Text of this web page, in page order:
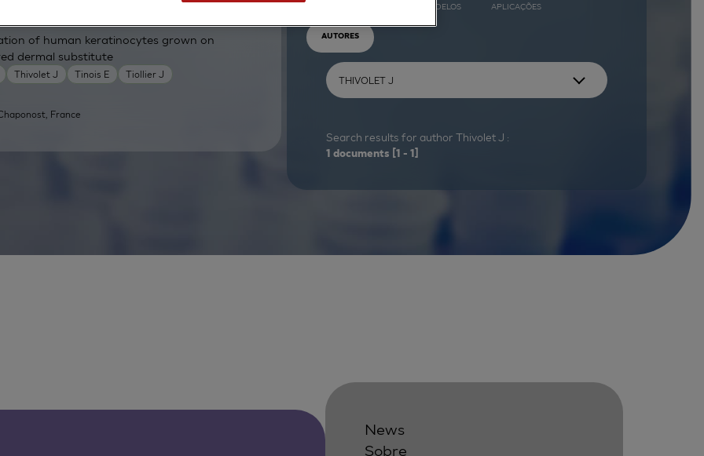
Thivolet J Tinois E Tiollier J
of human keratinocytes grown on
dermal substitute
France
MODELOS APLICAÇÕES
AUTORES
Search results for author Thivolet J :
1 documents [1 - 1]
News
Sobre